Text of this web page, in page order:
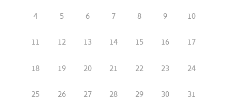
4
5 6 7 8 9
10
11
12 13 14 15 16
17
18
19 20 21 22 23
24
25
26 27 28 29 30 31